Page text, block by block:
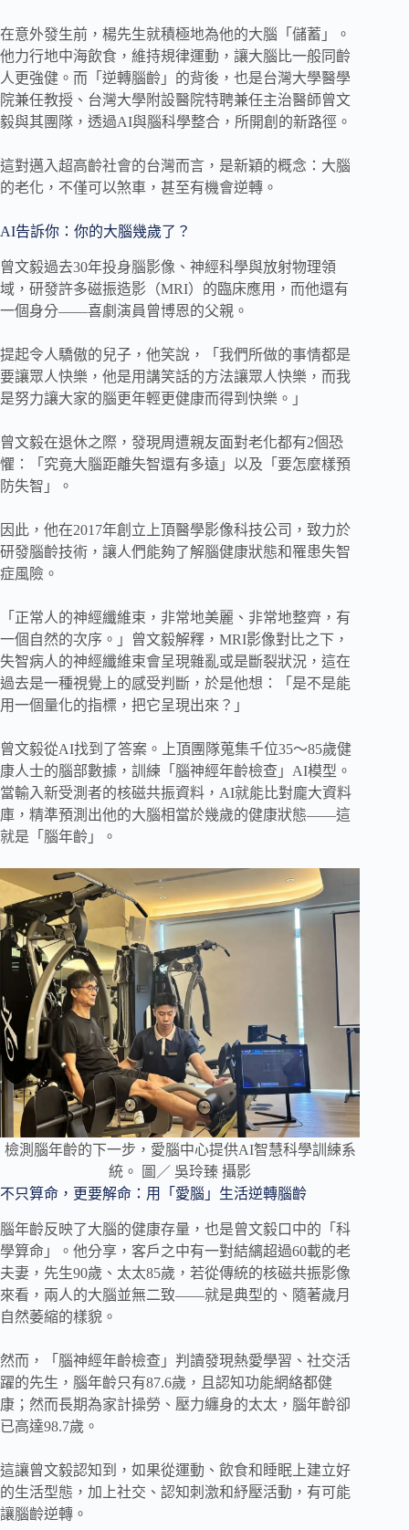
在意外發生前，楊先生就積極地為他的大腦「儲蓄」。
他力行地中海飲食，維持規律運動，讓大腦比一般同齡
人更強健。而「逆轉腦齡」的背後，也是台灣大學醫學
院兼任教授、台灣大學附設醫院特聘兼任主治醫師曾文
毅與其團隊，透過AI與腦科學整合，所開創的新路徑。
這對邁入超高齡社會的台灣而言，是新穎的概念：大腦
的老化，不僅可以煞車，甚至有機會逆轉。
AI告訴你：你的大腦幾歲了？
曾文毅過去30年投身腦影像、神經科學與放射物理領
域，研發許多磁振造影（MRI）的臨床應用，而他還有
一個身分——喜劇演員曾博恩的父親。
提起令人驕傲的兒子，他笑說，「我們所做的事情都是
要讓眾人快樂，他是用講笑話的方法讓眾人快樂，而我
是努力讓大家的腦更年輕更健康而得到快樂。」
曾文毅在退休之際，發現周遭親友面對老化都有2個恐
懼：「究竟大腦距離失智還有多遠」以及「要怎麼樣預
防失智」。
因此，他在2017年創立上頂醫學影像科技公司，致力於
研發腦齡技術，讓人們能夠了解腦健康狀態和罹患失智
症風險。
「正常人的神經纖維束，非常地美麗、非常地整齊，有
一個自然的次序。」曾文毅解釋，MRI影像對比之下，
失智病人的神經纖維束會呈現雜亂或是斷裂狀況，這在
過去是一種視覺上的感受判斷，於是他想：「是不是能
用一個量化的指標，把它呈現出來？」
曾文毅從AI找到了答案。上頂團隊蒐集千位35～85歲健
康人士的腦部數據，訓練「腦神經年齡檢查」AI模型。
當輸入新受測者的核磁共振資料，AI就能比對龐大資料
庫，精準預測出他的大腦相當於幾歲的健康狀態——這
就是「腦年齡」。
檢測腦年齡的下一步，愛腦中心提供AI智慧科學訓練系
統。 圖／ 吳玲臻 攝影
不只算命，更要解命：用「愛腦」生活逆轉腦齡
腦年齡反映了大腦的健康存量，也是曾文毅口中的「科
學算命」。他分享，客戶之中有一對結縭超過60載的老
夫妻，先生90歲、太太85歲，若從傳統的核磁共振影像
來看，兩人的大腦並無二致——就是典型的、隨著歲月
自然萎縮的樣貌。
然而，「腦神經年齡檢查」判讀發現熱愛學習、社交活
躍的先生，腦年齡只有87.6歲，且認知功能網絡都健
康；然而長期為家計操勞、壓力纏身的太太，腦年齡卻
已高達98.7歲。
這讓曾文毅認知到，如果從運動、飲食和睡眠上建立好
的生活型態，加上社交、認知刺激和紓壓活動，有可能
讓腦齡逆轉。